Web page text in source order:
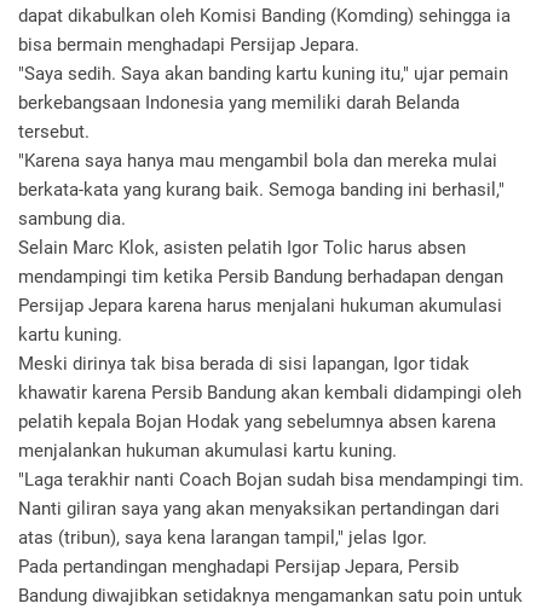
dapat dikabulkan oleh Komisi Banding (Komding) sehingga ia
bisa bermain menghadapi Persijap Jepara.
"Saya sedih. Saya akan banding kartu kuning itu," ujar pemain
berkebangsaan Indonesia yang memiliki darah Belanda
tersebut.
"Karena saya hanya mau mengambil bola dan mereka mulai
berkata-kata yang kurang baik. Semoga banding ini berhasil,"
sambung dia.
Selain Marc Klok, asisten pelatih Igor Tolic harus absen
mendampingi tim ketika Persib Bandung berhadapan dengan
Persijap Jepara karena harus menjalani hukuman akumulasi
kartu kuning.
Meski dirinya tak bisa berada di sisi lapangan, Igor tidak
khawatir karena Persib Bandung akan kembali didampingi oleh
pelatih kepala Bojan Hodak yang sebelumnya absen karena
menjalankan hukuman akumulasi kartu kuning.
"Laga terakhir nanti Coach Bojan sudah bisa mendampingi tim.
Nanti giliran saya yang akan menyaksikan pertandingan dari
atas (tribun), saya kena larangan tampil," jelas Igor.
Pada pertandingan menghadapi Persijap Jepara, Persib
Bandung diwajibkan setidaknya mengamankan satu poin untuk